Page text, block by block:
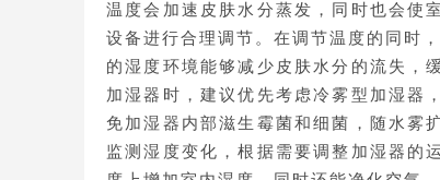
温度会加速皮肤水分蒸发，同时也会使
设备进行合理调节。在调节温度的同时
的湿度环境能够减少皮肤水分的流失，
加湿器时，建议优先考虑冷雾型加湿器
免加湿器内部滋生霉菌和细菌，随水雾
监测湿度变化，根据需要调整加湿器的